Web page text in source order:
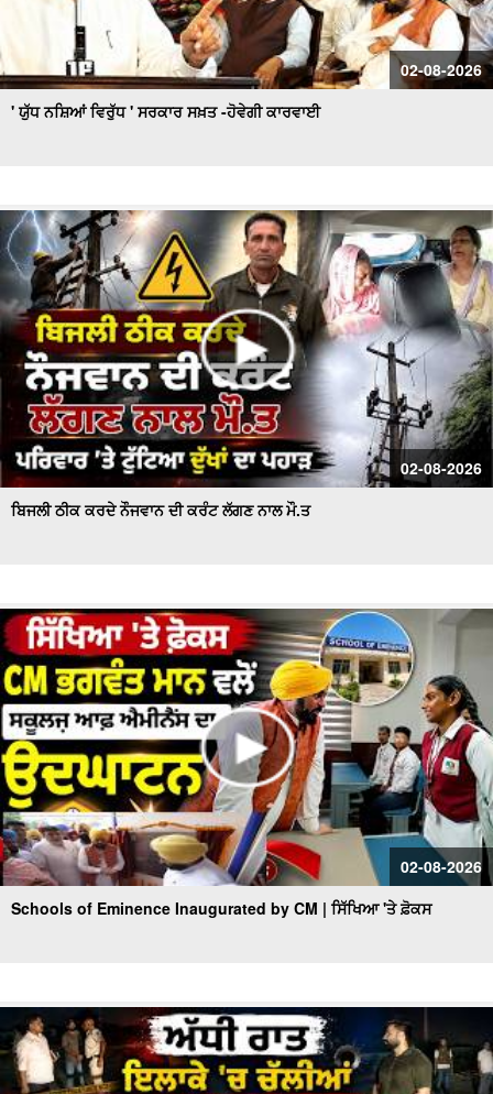
02-08-2026
' ਯੁੱਧ ਨਸ਼ਿਆਂ ਵਿਰੁੱਧ ' ਸਰਕਾਰ ਸਖ਼ਤ -ਹੋਵੇਗੀ ਕਾਰਵਾਈ
02-08-2026
ਬਿਜਲੀ ਠੀਕ ਕਰਦੇ ਨੌਜਵਾਨ ਦੀ ਕਰੰਟ ਲੱਗਣ ਨਾਲ ਮੌ.ਤ
02-08-2026
Schools of Eminence Inaugurated by CM | ਸਿੱਖਿਆ 'ਤੇ ਫ਼ੋਕਸ